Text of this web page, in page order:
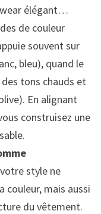
élégant…
de couleur
souvent sur
bleu), quand le
tons chauds et
En alignant
construisez une
votre style ne
couleur, mais aussi
du vêtement.